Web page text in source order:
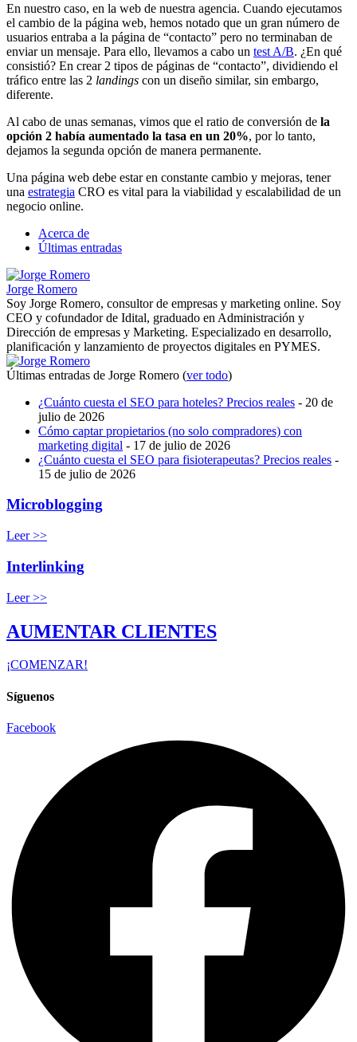
En nuestro caso, en la web de nuestra agencia. Cuando ejecutamos
el cambio de la página web, hemos notado que un gran número de
usuarios entraba a la página de “contacto” pero no terminaban de
enviar un mensaje. Para ello, llevamos a cabo un test A/B. ¿En qué
consistió? En crear 2 tipos de páginas de “contacto”, dividiendo el
tráfico entre las 2 landings con un diseño similar, sin embargo,
diferente.
Al cabo de unas semanas, vimos que el ratio de conversión de la
opción 2 había aumentado la tasa en un 20%, por lo tanto,
dejamos la segunda opción de manera permanente.
Una página web debe estar en constante cambio y mejoras, tener
una estrategia CRO es vital para la viabilidad y escalabilidad de un
negocio online.
Acerca de
Últimas entradas
Jorge Romero
Soy Jorge Romero, consultor de empresas y marketing online. Soy
CEO y cofundador de Idital, graduado en Administración y
Dirección de empresas y Marketing. Especializado en desarrollo,
planificación y lanzamiento de proyectos digitales en PYMES.
Últimas entradas de Jorge Romero (ver todo)
¿Cuánto cuesta el SEO para hoteles? Precios reales - 20 de
julio de 2026
Cómo captar propietarios (no solo compradores) con
marketing digital - 17 de julio de 2026
¿Cuánto cuesta el SEO para fisioterapeutas? Precios reales -
15 de julio de 2026
Microblogging
Leer >>
Interlinking
Leer >>
AUMENTAR CLIENTES
¡COMENZAR!
Síguenos
Facebook